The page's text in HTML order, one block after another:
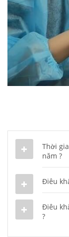
Thời
năm ?
Điêu
Điêu
?